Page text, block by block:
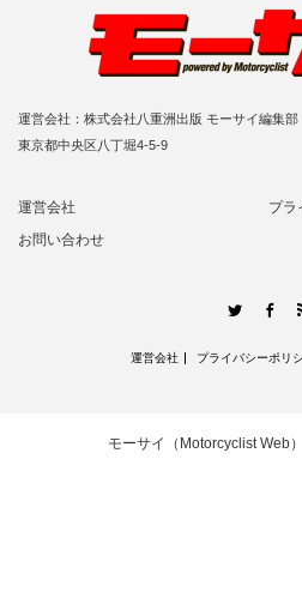
運営会社：株式会社八重洲出版 モーサイ編集部
東京都中央区八丁堀4-5-9
運営会社
プラ
お問い合わせ
運営会社 プライバシーポリ
モーサイ（Motorcyclist Web）